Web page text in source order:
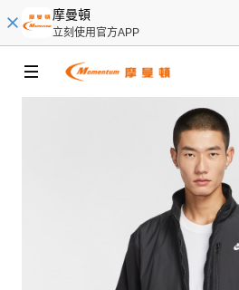
摩曼頓
立刻使用官方APP